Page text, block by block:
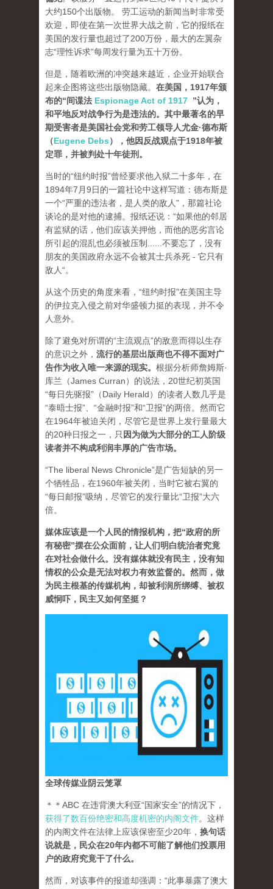
大约150个出版物。 劳工运动的新闻当时非常受
欢迎，即使在第一次世界大战之前，它的报纸在
美国的发行量也超过了200万份，最大的左翼杂
志“理性诉求”每周发行量为五十万份。
但是，随着欧洲的冲突越来越近，企业开始联合
起来企图将这些出版物隐藏。 在美国，1917年颁
布的“间谍法 Espionage Act of 1917 ”认为，
和平地反对战争行为是违法的。其中最著名的早
期受害者是美国社会党和劳工领导人尤金·德布斯
（Eugene Debs），他因反战观点于1918年被
定罪，并被判处十年徒刑。
当时的“纽约时报”曾经要求他入狱二十多年，在
1894年7月9日的一篇社论中这样写道：德布斯是
一个“严重的违法者，是人类的敌人”，那篇社论
谈论的是对他的逮捕。报纸还说：“如果他的邻居
有监狱的话，他们应该关押他，而他的恶劣言论
所引起的混乱也必须被压制......不要忘了，没有
朋友的美国政府永远不会被其士兵杀死 - 它只有
敌人“。
从这个历史的角度来看，“纽约时报”在美国主导
的伊拉克入侵之前对华盛顿力挺的表现，并不令
人意外。
除了避免对所谓的“主流观点”的敌意而得以生存
的意识之外， 流行的基层出版商也不得不面对广
告作为收入唯一来源的现实。 根据分析师詹姆斯·
库兰（James Curran）的说法，20世纪初英国
“每日先驱报”（Daily Herald）的读者人数几乎是
“泰晤士报”、“金融时报”和“卫报”的两倍。然而它
在1964年被迫关闭，尽管它是世界上发行量最大
的20种日报之一， 只 因为做为大部分的工人阶级
读者并不构成利润丰厚的广告市场。
“The liberal News Chronicle”是广告短缺的另一
个牺牲品，在1960年被关闭，当时它被右翼的
“每日邮报”吸纳，尽管它的发行量比“卫报”大六
倍。
媒体应该是一个人民的情报机构，把“政府的所
有秘密”摆在公众面前，让人们明白统治者究竟
在对社会做什么。没有媒体就没有民主，没有知
情权的公众是无法对权力有效监督的。然而，做
为民主根基的传媒机构，却被利润所绑缚、被权
威恫吓，民主又如何坚挺？
全球传媒业阴云笼罩
＊＊ABC 在违背澳大利亚“国家安全”的情况下，
获得了数百份绝密和高度机密的内阁文件。这样
的内阁文件在法律上应该保密至少20年， 换句话
说就是，民众在20年内都不可能了解他们投票用
户的政府究竟干了什么。
然而，对该事件的报道却强调：“此事暴露了澳大